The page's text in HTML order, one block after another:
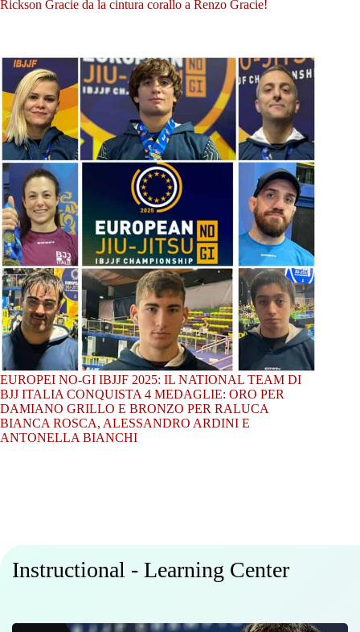
Rickson Gracie da la cintura corallo a Renzo Gracie!
EUROPEI NO-GI IBJJF 2025: IL NATIONAL TEAM DI
BJJ ITALIA CONQUISTA 4 MEDAGLIE: ORO PER
DAMIANO GRILLO E BRONZO PER RALUCA
BIANCA ROSCA, ALESSANDRO ARDINI E
ANTONELLA BIANCHI
Instructional - Learning Center